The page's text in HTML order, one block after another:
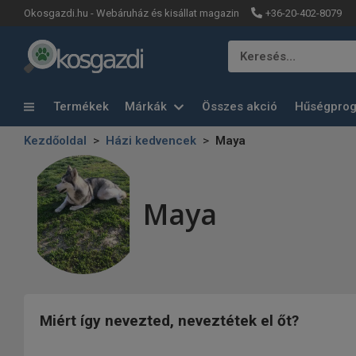
Okosgazdi.hu - Webáruház és kisállat magazin +36-20-402-8079
Keresés…
Termékek Márkák Összes akció
Kezdőoldal Házi kedvencek Maya
Maya
Miért így nevezted, neveztétek el őt?